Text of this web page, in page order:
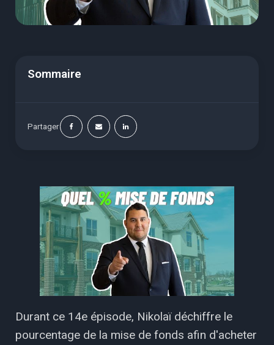
Sommaire
Partager
Durant ce 14e épisode, Nikolaï déchiffre le
pourcentage de la mise de fonds afin d'acheter